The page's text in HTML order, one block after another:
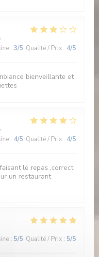
: 3/5 Qualité / Prix : 4/5
bienveillante et
: 4/5 Qualité / Prix : 4/5
le repas ,correct
un restaurant
: 5/5 Qualité / Prix : 5/5